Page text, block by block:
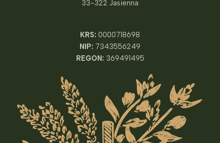
33-322 Jasienna
KRS: 0000718698
NIP: 7343556249
REGON: 369491495